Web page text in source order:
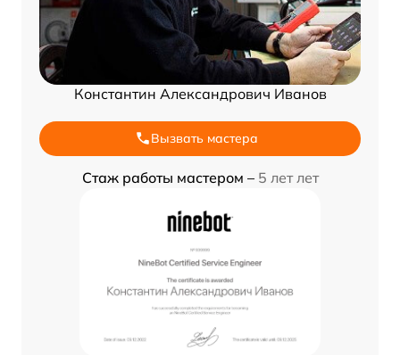
Константин Александрович Иванов
Вызвать мастера
Стаж работы мастером – 5 лет лет